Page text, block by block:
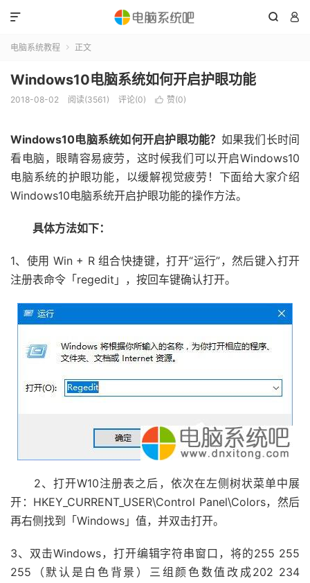
 

电脑系统教程  正文
Windows10电脑系统如何开启护眼功能
2018-08-02 阅读(3561) 评论(0)  赞(0)
Windows10电脑系统如何开启护眼功能？ 如果我们长时间
看电脑，眼睛容易疲劳，这时候我们可以开启Windows10
电脑系统的护眼功能，以缓解视觉疲劳！下面给大家介绍
Windows10电脑系统开启护眼功能的操作方法。
具体方法如下：
1、使用 Win + R 组合快捷键，打开“运行”，然后键入打开
注册表命令「regedit」，按回车键确认打开。
2、打开W10注册表之后，依次在左侧树状菜单中展
开：HKEY_CURRENT_USER\Control Panel\Colors，然后
再右侧找到「Windows」值，并双击打开。
3、双击Windows，打开编辑字符串窗口，将的255 255
255（默认是白色背景）三组颜色数值改成202 234